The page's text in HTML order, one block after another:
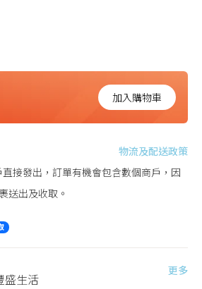
加入購物車
物流及配送政策
接發出，訂單有機會包含數個商戶，因
送出及收取。
盛生活
更多